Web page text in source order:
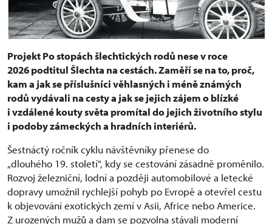
Projekt Po stopách šlechtických rodů nese v roce
2026 podtitul Šlechta na cestách. Zaměří se na to, proč,
kam a jak se příslušníci věhlasných i méně známých
rodů vydávali na cesty a jak se jejich zájem o blízké
i vzdálené kouty světa promítal do jejich životního stylu
i podoby zámeckých a hradních interiérů.
Šestnáctý ročník cyklu návštěvníky přenese do
„dlouhého 19. století", kdy se cestování zásadně proměnilo.
Rozvoj železniční, lodní a později automobilové a letecké
dopravy umožnil rychlejší pohyb po Evropě a otevřel cestu
k objevování exotických zemí v Asii, Africe nebo Americe.
Z urozených mužů a dam se pozvolna stávali moderní